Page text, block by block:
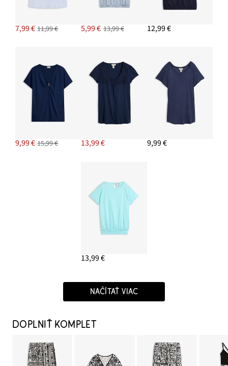
7,99 € 11,99 € 5,99 € 13,99 € 12,99 €
9,99 € 15,99 € 13,99 € 9,99 €
13,99 €
NAČÍTAŤ VIAC
DOPLNIŤ KOMPLET